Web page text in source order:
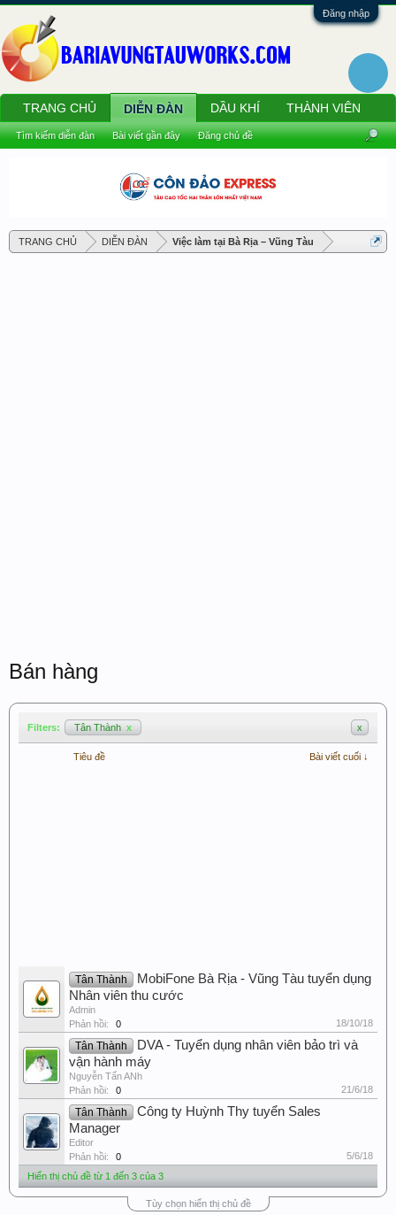
Đăng nhập
TRANG CHỦ DIỄN ĐÀN Việc làm tại Bà Rịa – Vũng Tàu
Bán hàng
Filters: Tân Thành x x
Tiêu đề Bài viết cuối ↓
Tân Thành
MobiFone Bà Rịa - Vũng Tàu tuyển dụng
Nhân viên thu cước
Admin
Phản hồi:
0 18/10/18
Tân Thành
DVA - Tuyển dụng nhân viên bảo trì và
vận hành máy
Nguyễn Tấn ANh
Phản hồi:
0 21/6/18
Tân Thành
Công ty Huỳnh Thy tuyển Sales
Manager
Editor
Phản hồi:
0
5/6/18
Hiển thị chủ đề từ 1 đến 3 của 3
Tùy chọn hiển thị chủ đề
TRANG CHỦ DIỄN ĐÀN
Tìm kiếm diễn đàn Bài viết gần đây Đăng chủ đề
DẦU KHÍ THÀNH VIÊN